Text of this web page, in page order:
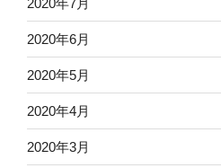
2020年6月
2020年5月
2020年4月
2020年3月